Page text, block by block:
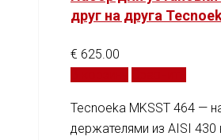
друг на друга
€ 625.00
Tecnoeka MKSST 464 —
держателями из AISI 430